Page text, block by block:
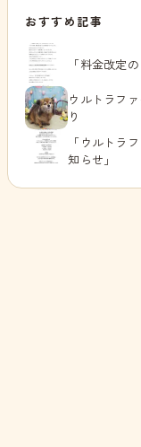
おすすめ記事
「料金改定
ウルトラフ
り
「ウルトラ
知らせ」